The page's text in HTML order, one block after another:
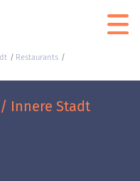
Restaurants
Innere Stadt